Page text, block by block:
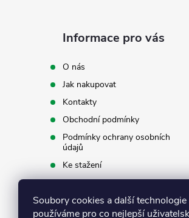
Soubory cookies a další technologie
používáme pro co nejlepší
Informace pro vás
O nás
Jak nakupovat
Kontakty
Obchodní podmínky
Podmínky ochrany osobních
údajů
Ke stažení